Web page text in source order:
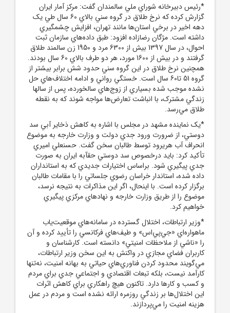
*رئيس دبيرخانه شوراي ملي سالمندان گفت: مرکز آمار ايران
گزارش کرده که نرخ طلاق در گروه سني بالاي 60 سال طي يک
دهه اخير در برخي استان‌ها مانند تهران، افزايش چشمگيري
داشته است. مژگان رضازاده افزود: طبق داده‌هاي سازمان ثبت
احوال، در سال 1397 بيش از 6300 مرد و 1950 زن سالمند طلاق
گرفتند و در بيش از 1600 مورد، هر دو طرف بالاي 60 سال بودند.
همچنين نرخ طلاق در اين گروه سني حدود شش برابر بيشتر از
گروه 51 تا60 سال است. خستگي رواني و ادامه اختلاف‌هاي حل
‌نشده موجب شده بسياري از زوج‌هاي سالخورده، پس از سالها
زندگي مشترک، با انباشت تعارض‌ها مواجه شوند که به نقطه
طلاق مي‌رسد.
*يک نماينده مشهد در مجلس با اشاره به کاهش ذخاير آبي سد
دوستي، از ضرورت ورود جدي دولت و وزارت خارجه به موضوع
انحراف آب هريرود توسط طالبان سخن گفت. حسنعلي اميري
تأکيد کرد: بايد درخصوص سد دوستي حقآبه ايران به صورت
جدي پيگيري شود. براساس اختيارات جديدي که به استانداران
داده شده، استاندار خراسان رضوي جلساتي را با مقامات طالبان
برگزار کرده است. با اينحال، اگر اين مذاکرات به نتيجه نرسد،
موضوع را از طريق وزارت خارجه و نهادهاي مرکزي پيگيري
خواهيم کرد.
*وزير ارتباطات، اختلال گسترده در سامانه‌هاي موقعيت‌ياب
ماهواره‌اي «جي‌پي‌اس» و طيف‌هاي فرکانسي را تأييد کرده و آن
را «ناشي از ملاحظات امنيتي» دانسته است. کارشناسان و
کاربران فضاي مجازي در واکنش به اين سخن وزير ارتباطات،
مي‌گويند محدود کردن فناوري‌هاي حياتي به بهانه امنيت، نه‌تنها
کارآمد نيست، بلکه تبعات اقتصادي و اجتماعي جدي براي مردم
و کسب‌ و کار‌ها دارد. تاکنون هيچ راهکاري براي کاهش اثرات
اين اختلال‌ها بر زندگي روزمره ارائه نشده است و مردم در عمل
هزينه امنيت را مي‌پردازند.